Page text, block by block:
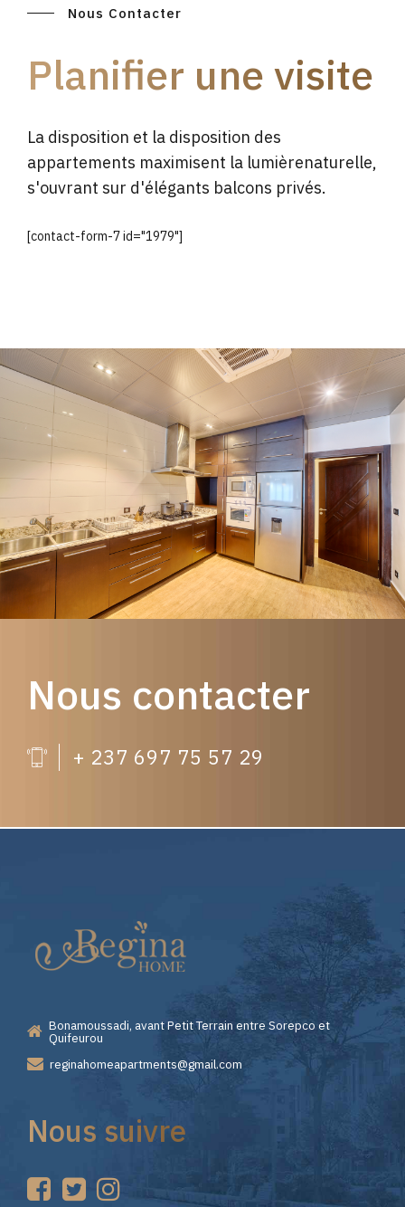
Nous Contacter
Planifier une visite
La disposition et la disposition des
appartements maximisent la lumièrenaturelle,
s'ouvrant sur d'élégants balcons privés.
[contact-form-7 id="1979"]
Nous contacter
+ 237 697 75 57 29
Casino
—
Premiers
Pas
sur
Choisir
Lizaro
Casino
pour
vos
Bonamoussadi, avant Petit Terrain entre Sorepco et
Quifeurou
reginahomeapartments@gmail.com
Nous suivre